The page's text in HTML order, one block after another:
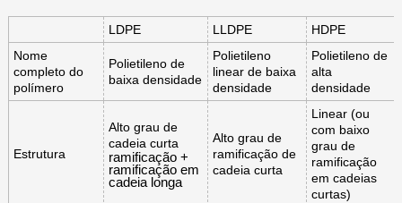
LDPE LLDPE
HDPE
Nome
completo do
polímero
Polietileno de
baixa densidade
Polietileno
linear de baixa
densidade
Polietileno de
alta
densidade
Estrutura
Alto grau de
cadeia curta
ramificação +
ramificação em
cadeia longa
Alto grau de
ramificação de
cadeia curta
Linear (ou
com baixo
grau de
ramificação
em cadeias
curtas)